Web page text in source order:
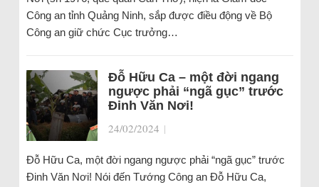
Công an tỉnh Quảng Ninh, sắp được điều động về Bộ
Công an giữ chức Cục trưởng…
Đỗ Hữu Ca – một đời ngang
ngược phải “ngã gục” trước
Đinh Văn Nơi!
24/02/2024 |
Đỗ Hữu Ca, một đời ngang ngược phải “ngã gục” trước
Đinh Văn Nơi! Nói đến Tướng Công an Đỗ Hữu Ca,